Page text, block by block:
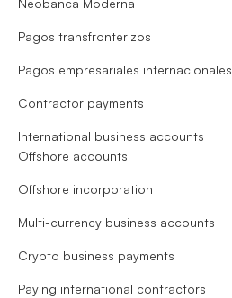
Neobanca Moderna
Pagos transfronterizos
Pagos empresariales internacionales
Contractor payments
International business accounts
Offshore accounts
Offshore incorporation
Multi-currency business accounts
Crypto business payments
Paying international contractors